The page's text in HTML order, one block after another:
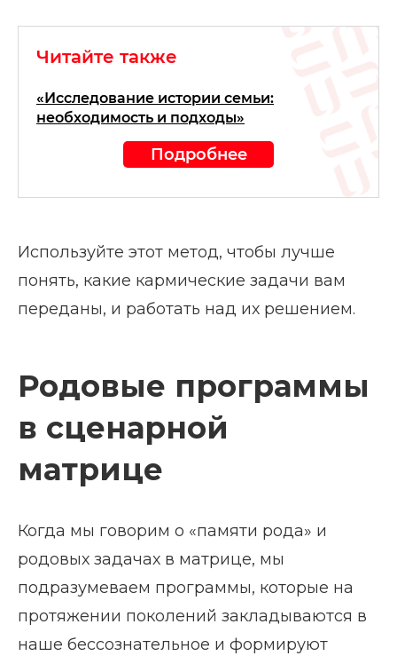
Читайте также
«Исследование истории семьи:
необходимость и подходы»
Подробнее
Используйте этот метод, чтобы лучше
понять, какие кармические задачи вам
переданы, и работать над их решением.
Родовые программы
в сценарной
матрице
Когда мы говорим о «памяти рода» и
родовых задачах в матрице, мы
подразумеваем программы, которые на
протяжении поколений закладываются в
наше бессознательное и формируют